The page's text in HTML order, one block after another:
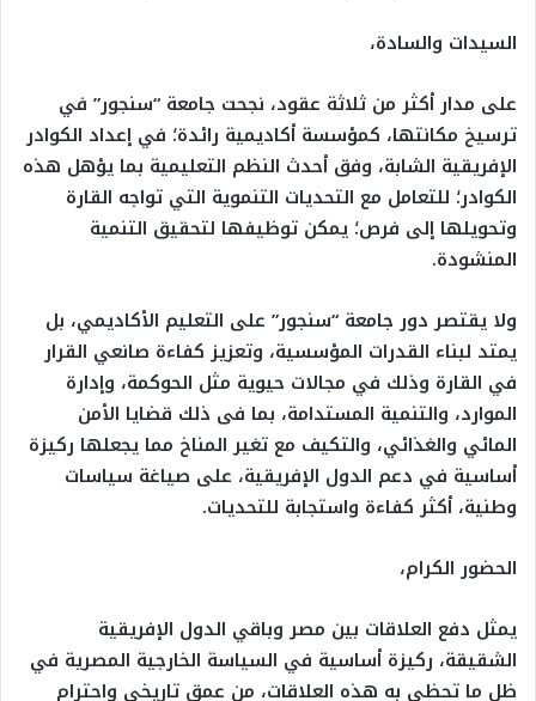
السيدات والسادة،
على مدار أكثر من ثلاثة عقود، نجحت جامعة “سنجور” في
ترسيخ مكانتها، كمؤسسة أكاديمية رائدة؛ في إعداد الكوادر
الإفريقية الشابة، وفق أحدث النظم التعليمية بما يؤهل هذه
الكوادر؛ للتعامل مع التحديات التنموية التي تواجه القارة
وتحويلها إلى فرص؛ يمكن توظيفها لتحقيق التنمية
المنشودة.
ولا يقتصر دور جامعة “سنجور” على التعليم الأكاديمي، بل
يمتد لبناء القدرات المؤسسية، وتعزيز كفاءة صانعي القرار
في القارة وذلك في مجالات حيوية مثل الحوكمة، وإدارة
الموارد، والتنمية المستدامة، بما فى ذلك قضايا الأمن
المائي والغذائي، والتكيف مع تغير المناخ مما يجعلها ركيزة
أساسية في دعم الدول الإفريقية، على صياغة سياسات
وطنية، أكثر كفاءة واستجابة للتحديات.
الحضور الكرام،
يمثل دفع العلاقات بين مصر وباقي الدول الإفريقية
الشقيقة، ركيزة أساسية في السياسة الخارجية المصرية في
ظل ما تحظى به هذه العلاقات، من عمق تاريخي واحترام